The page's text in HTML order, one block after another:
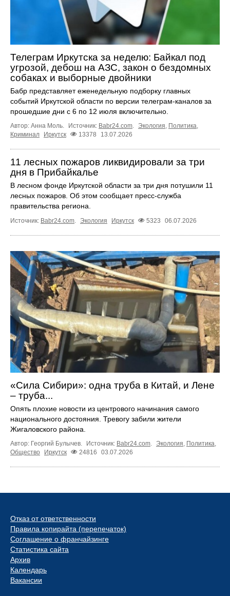
Телеграм Иркутска за неделю: Байкал под
угрозой, дебош на АЗС, закон о бездомных
собаках и выборные двойники
Бабр представляет еженедельную подборку главных
событий Иркутской области по версии телеграм-каналов за
прошедшие дни с 6 по 12 июля включительно.
Автор: Анна Моль. Источник: Babr24.com. Экология, Политика,
Криминал
Иркутск 13378 13.07.2026
11 лесных пожаров ликвидировали за три
дня в Прибайкалье
В лесном фонде Иркутской области за три дня потушили 11
лесных пожаров. Об этом сообщает пресс‑служба
правительства региона.
Источник: Babr24.com. Экология Иркутск 5323 06.07.2026
«Сила Сибири»: одна труба в Китай, и Лене
– труба...
Опять плохие новости из центрового начинания самого
национального достояния. Тревогу забили жители
Жигаловского района.
Автор: Георгий Булычев. Источник: Babr24.com Экология Политика
Общество
Иркутск 24816 03.07.2026
Отказ от ответственности
Правила копирайта (перепечаток)
Соглашение о франчайзинге
Статистика сайта
Архив
Календарь
Вакансии